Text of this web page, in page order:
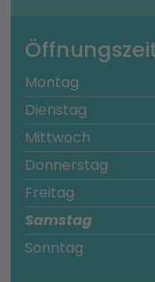
Montag
Dienstag
Mittwoch
Donnerstag
Freitag
Samstag
Sonntag